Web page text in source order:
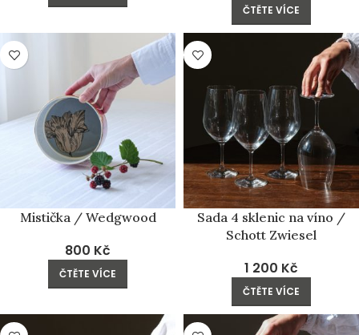
ČTĚTE VÍCE
PRODÁNO
Mistička / Wedgwood
800 Kč
ČTĚTE VÍCE
PRODÁNO
Sada 4 sklenic na víno /
Schott Zwiesel
1 200 Kč
ČTĚTE VÍCE
PRODÁNO PRODÁNO